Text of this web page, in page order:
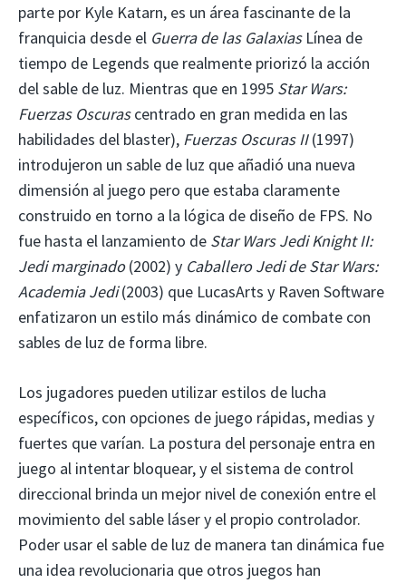
parte por Kyle Katarn, es un área fascinante de la
franquicia desde el Guerra de las Galaxias Línea de
tiempo de Legends que realmente priorizó la acción
del sable de luz. Mientras que en 1995 Star Wars:
Fuerzas Oscurascentrado en gran medida en las
habilidades del blaster), Fuerzas Oscuras II(1997)
introdujeron un sable de luz que añadió una nueva
dimensión al juego pero que estaba claramente
construido en torno a la lógica de diseño de FPS. No
fue hasta el lanzamiento de Star Wars Jedi Knight II:
Jedi marginado(2002) y Caballero Jedi de Star Wars:
Academia Jedi(2003) que LucasArts y Raven Software
enfatizaron un estilo más dinámico de combate con
sables de luz de forma libre.
Los jugadores pueden utilizar estilos de lucha
específicos, con opciones de juego rápidas, medias y
fuertes que varían. La postura del personaje entra en
juego al intentar bloquear, y el sistema de control
direccional brinda un mejor nivel de conexión entre el
movimiento del sable láser y el propio controlador.
Poder usar el sable de luz de manera tan dinámica fue
una idea revolucionaria que otros juegos han